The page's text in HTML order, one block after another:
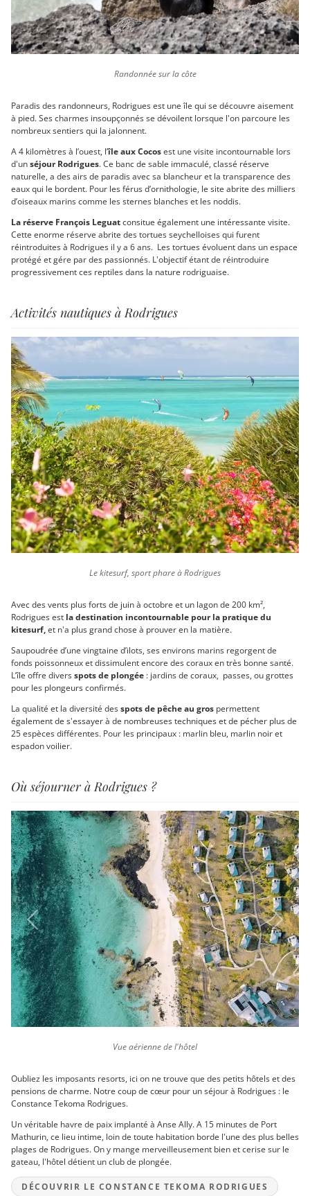
Paradis des randonneurs, Rodrigues est une île qui se découvre aisement
à pied. Ses charmes insoupçonnés se dévoilent lorsque l'on parcoure les
nombreux sentiers qui la jalonnent.
A 4 kilomètres à l’ouest, l’île aux Cocosest une visite incontournable lors
d'unséjour Rodrigues. Ce banc de sable immaculé, classé réserve
naturelle, a des airs de paradis avec sa blancheur et la transparence des
eaux qui le bordent. Pour les férus d’ornithologie, le site abrite des milliers
d’oiseaux marins comme les sternes blanches et les noddis.
La réserve François Leguatconsitue également une intéressante visite.
Cette enorme réserve abrite des tortues seychelloises qui furent
réintroduites à Rodrigues il y a 6 ans. Les tortues évoluent dans un espace
protégé et gére par des passionnés. L'objectif étant de réintroduire
progressivement ces reptiles dans la nature rodriguaise.
Randonnée sur la côte
Activités nautiques à Rodrigues
Previous Next
Le kitesurf, sport phare à Rodrigues
Avec des vents plus forts de juin à octobre et un lagon de 200 km²,
Rodrigues est la destination incontournable pour la pratique du
kitesurf,et n'a plus grand chose à prouver en la matière.
Saupoudrée d’une vingtaine d’ilots, ses environs marins regorgent de
fonds poissonneux et dissimulent encore des coraux en très bonne santé.
L’île offre diversspots de plongée : jardins de coraux, passes, ou grottes
pour les plongeurs confirmés.
La qualité et la diversité desspots de pêche au gros permettent
également de s'essayer à de nombreuses techniques et de pécher plus de
25 espèces différentes. Pour les principaux : marlin bleu, marlin noir et
espadon voilier.
Où séjourner à Rodrigues ?
Oubliez les imposants resorts, ici on ne trouve que des petits hôtels et des
pensions de charme. Notre coup de cœur pour un séjour à Rodrigues : le
Constance Tekoma Rodrigues.
Un véritable havre de paix implanté à Anse Ally. A 15 minutes de Port
Mathurin, ce lieu intime, loin de toute habitation borde l'une des plus belles
plages de Rodrigues. On y mange merveilleusement bien et cerise sur le
gateau, l'hôtel détient un club de plongée.
DÉCOUVRIR LE CONSTANCE TEKOMA RODRIGUES
Previous Next
Vue aérienne de l'hôtel